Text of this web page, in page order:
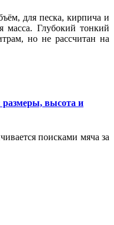
для песка, кирпича и
масса. Глубокий тонкий
но не рассчитан на
высота и
поисками мяча за